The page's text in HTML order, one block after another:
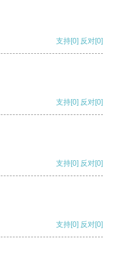
支持[0] 反对[0]
支持[0] 反对[0]
支持[0] 反对[0]
支持[0] 反对[0]